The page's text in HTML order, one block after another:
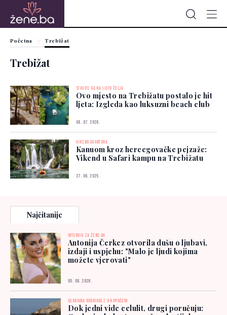
Početna Trebižat
Trebižat
STAVITE GA NA LISTU ŽELJA
Ovo mjesto na Trebižatu postalo je hit
ljeta: Izgleda kao luksuzni beach club
08. 07. 2026.
VIKEND AVANTURA
Kanuom kroz hercegovačke pejzaže:
Vikend u Safari kampu na Trebižatu
27. 06. 2025.
Najčitanije
INTERVJU ZA ŽENE.BA
Antonija Čerkez otvorila dušu o ljubavi,
izdaji i uspjehu: "Malo je ljudi kojima
možete vjerovati"
05. 08. 2026.
GEORGINA RODRIGUEZ U KUPAĆEM
Dok jedni vide celulit, drugi poručuju: